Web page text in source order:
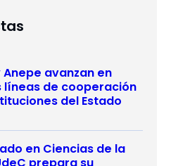
Anepe avanzan en
líneas de cooperación
del Estado
en Ciencias de la